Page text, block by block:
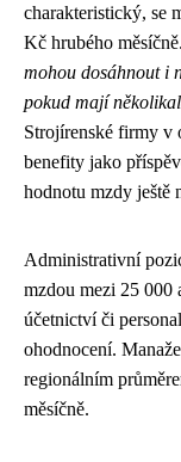
charakteristický, se
Kč hrubého měsíčně.
mohou dosáhnout i
pokud mají
Strojírenské firmy v
benefity jako
hodnotu mzdy ještě
Administrativní
mzdou mezi 25 000
účetnictví či
ohodnocení.
regionálním
měsíčně.